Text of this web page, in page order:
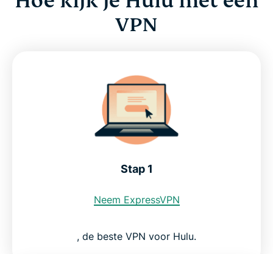
VPN
Stap 1
Neem ExpressVPN
, de beste VPN voor Hulu.